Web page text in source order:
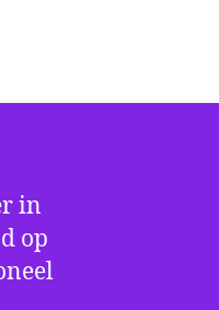
in
op